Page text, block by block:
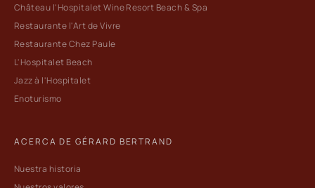
Château l'Hospitalet Wine Resort Beach & Spa
Restaurante l'Art de Vivre
Restaurante Chez Paule
L'Hospitalet Beach
Jazz à l'Hospitalet
Enoturismo
ACERCA DE GÉRARD BERTRAND
Nuestra historia